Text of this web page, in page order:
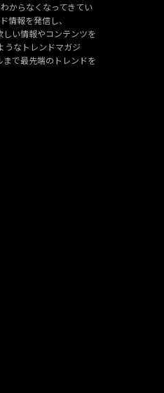
からなくなってきてい
情報を発信し、
しい情報やコンテンツを
うなトレンドマガジ
で最先端のトレンドを